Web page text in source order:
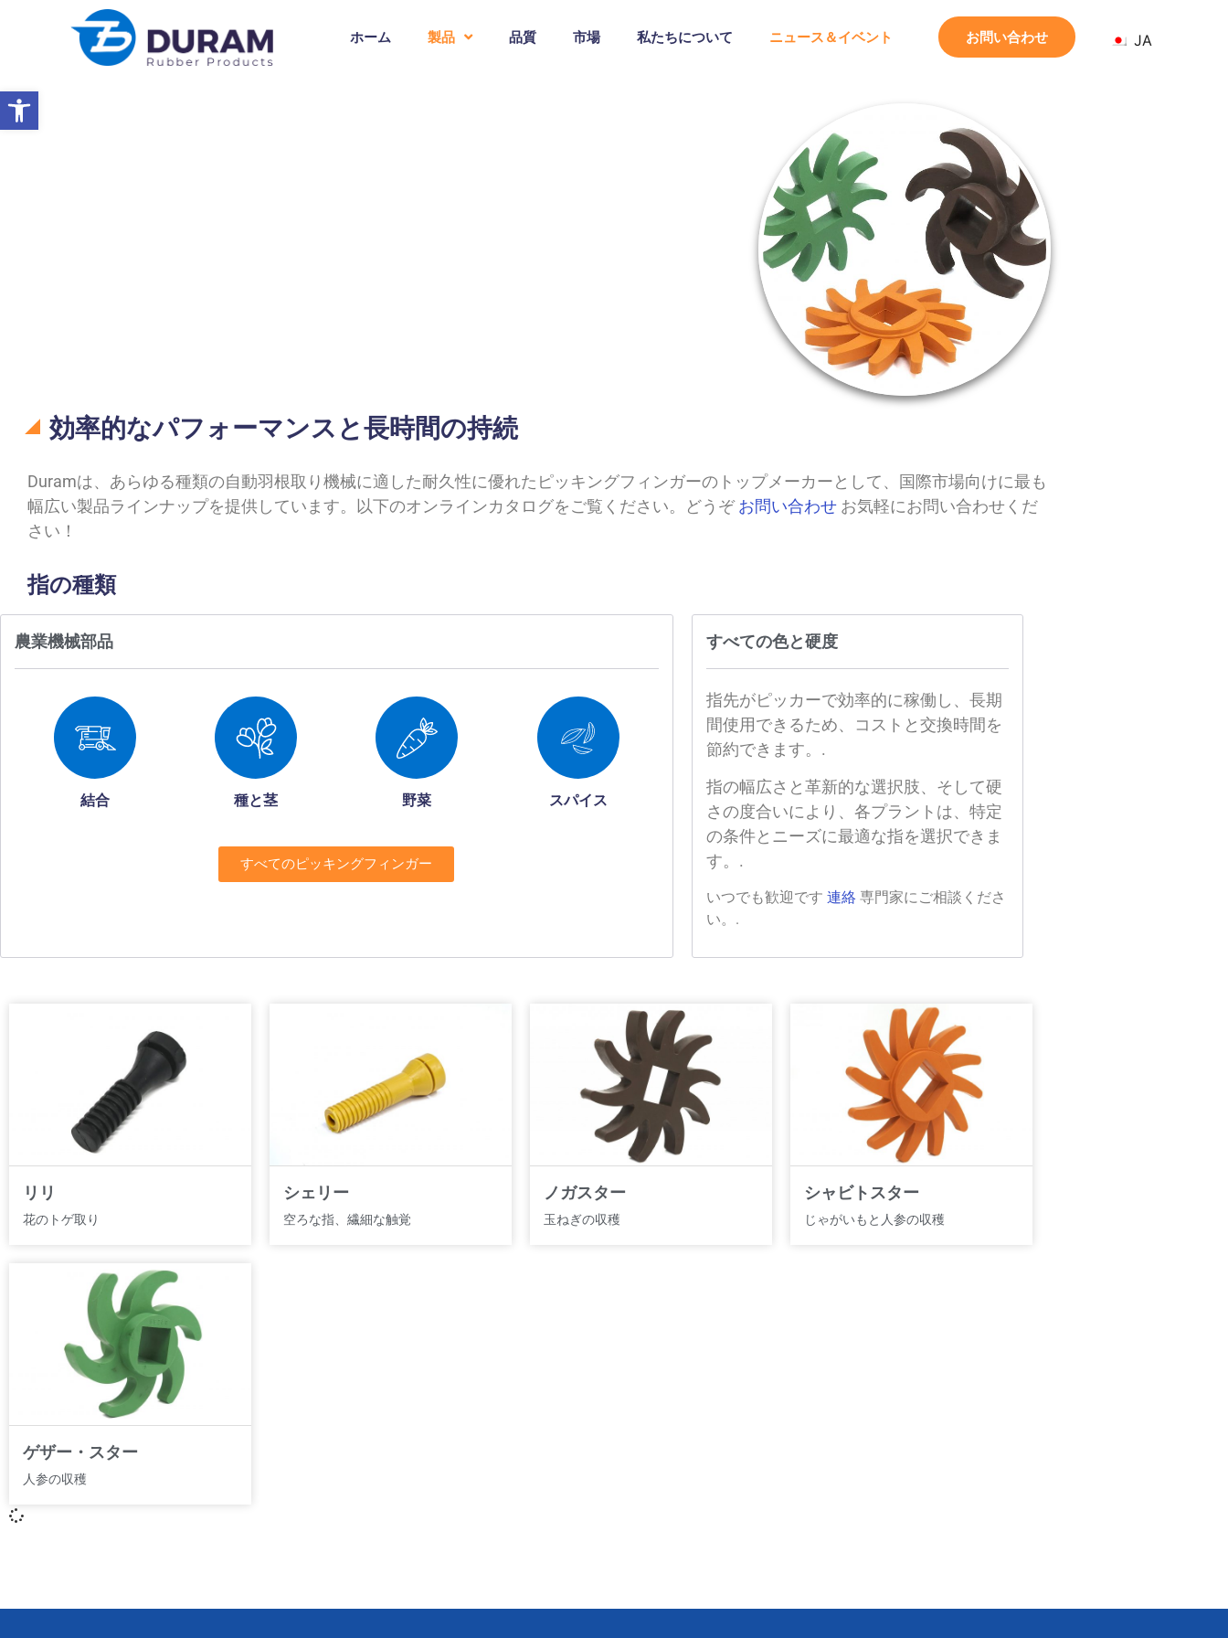
ツールバーを開く
ホーム 製品 品質 市場 私たちについて ニュース＆イベント お問い合わせ JA
効率的なパフォーマンスと長時間の持続
Duramは、あらゆる種類の自動羽根取り機械に適した耐久性に優れたピッキングフィンガーのトップメーカーとして、国際市場向けに最も
幅広い製品ラインナップを提供しています。以下のオンラインカタログをご覧ください。どうぞお問い合わせ お気軽にお問い合わせくだ
さい！
指の種類
農業機械部品
結合 種と茎 野菜 スパイス
すべてのピッキングフィンガー
すべての色と硬度
指先がピッカーで効率的に稼働し、長期
間使用できるため、コストと交換時間を
節約できます。.
指の幅広さと革新的な選択肢、そして硬
さの度合いにより、各プラントは、特定
の条件とニーズに最適な指を選択できま
す。.
いつでも歓迎です 連絡 専門家にご相談くださ
い。.
リリ
花のトゲ取り
シェリー
空ろな指、繊細な触覚
ノガスター
玉ねぎの収穫
シャビトスター
じゃがいもと人参の収穫
ゲザー・スター
人参の収穫